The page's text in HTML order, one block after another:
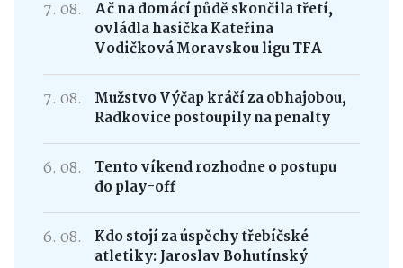
7. 08.
Ač na domácí půdě skončila třetí,
ovládla hasička Kateřina
Vodičková Moravskou ligu TFA
7. 08.
Mužstvo Výčap kráčí za obhajobou,
Radkovice postoupily na penalty
6. 08.
Tento víkend rozhodne o postupu
do play-off
6. 08.
Kdo stojí za úspěchy třebíčské
atletiky: Jaroslav Bohutínský